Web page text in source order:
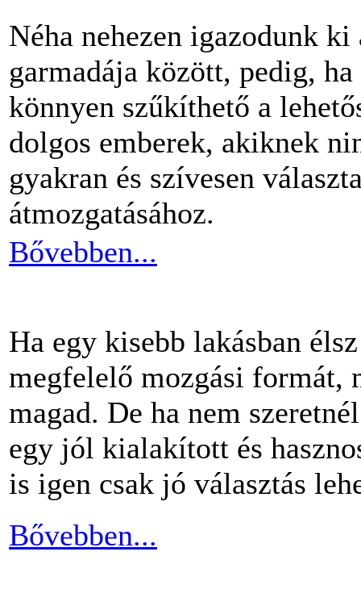
Néha nehezen igazodunk
garmadája között, pedig,
könnyen szűkíthető a
dolgos emberek, akiknek
gyakran és szívesen
átmozgatásához.
Bővebben...
Ha egy kisebb lakásban
megfelelő mozgási formát,
magad. De ha nem
egy jól kialakított és
is igen csak jó választás
Bővebben...